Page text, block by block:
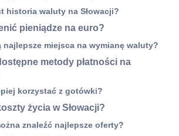
historia waluty na Słowacji?
pieniądze na euro?
najlepsze miejsca na wymianę waluty?
metody płatności na
korzystać z gotówki?
życia w Słowacji?
znaleźć najlepsze oferty?